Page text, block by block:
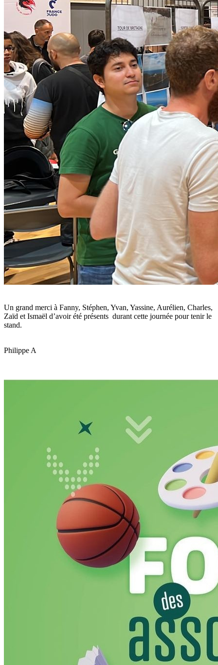
Un grand merci à Fanny, Stéphen, Yvan, Yassine, Aurélien, Charles,
Zaïd et Ismaël d’avoir été présents durant cette journée pour tenir le
stand.
Philippe A